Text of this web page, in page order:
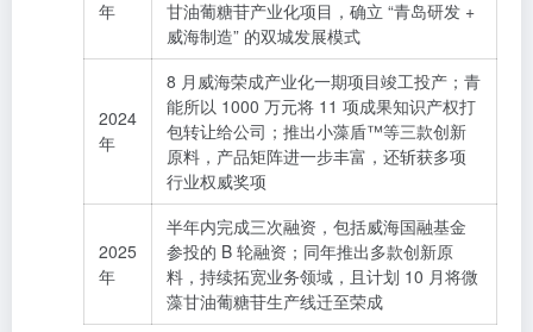
年
甘油葡糖苷产业化项目，确立 “青岛研发 +
威海制造” 的双城发展模式
2024
年
8 月威海荣成产业化一期项目竣工投产；青
能所以 1000 万元将 11 项成果知识产权打
包转让给公司；推出小藻盾™等三款创新
原料，产品矩阵进一步丰富，还斩获多项
行业权威奖项
2025
年
半年内完成三次融资，包括威海国融基金
参投的 B 轮融资；同年推出多款创新原
料，持续拓宽业务领域，且计划 10 月将微
藻甘油葡糖苷生产线迁至荣成